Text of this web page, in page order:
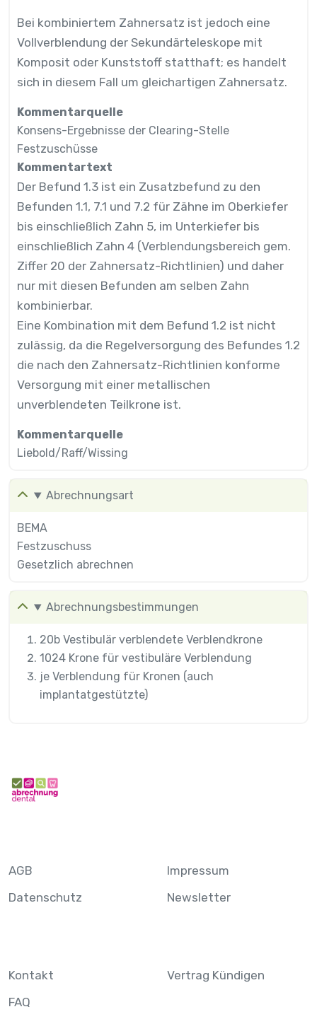
Bei kombiniertem Zahnersatz ist jedoch eine
Vollverblendung der Sekundärteleskope mit
Komposit oder Kunststoff statthaft; es handelt
sich in diesem Fall um gleichartigen Zahnersatz.
Kommentarquelle
Konsens-Ergebnisse der Clearing-Stelle
Festzuschüsse
Kommentartext
Der Befund 1.3 ist ein Zusatzbefund zu den
Befunden 1.1, 7.1 und 7.2 für Zähne im Oberkiefer
bis einschließlich Zahn 5, im Unterkiefer bis
einschließlich Zahn 4 (Verblendungsbereich gem.
Ziffer 20 der Zahnersatz-Richtlinien) und daher
nur mit diesen Befunden am selben Zahn
kombinierbar.
Eine Kombination mit dem Befund 1.2 ist nicht
zulässig, da die Regelversorgung des Befundes 1.2
die nach den Zahnersatz-Richtlinien konforme
Versorgung mit einer metallischen
unverblendeten Teilkrone ist.
Kommentarquelle
Liebold/Raff/Wissing
Abrechnungsart
BEMA
Festzuschuss
Gesetzlich abrechnen
Abrechnungsbestimmungen
20b Vestibulär verblendete Verblendkrone
1024 Krone für vestibuläre Verblendung
je Verblendung für Kronen (auch
implantatgestützte)
AGB
Datenschutz
Impressum
Newsletter
Kontakt
FAQ
Vertrag Kündigen